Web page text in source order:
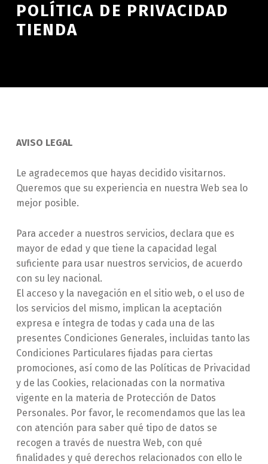
POLÍTICA DE PRIVACIDAD
TIENDA
AVISO LEGAL
Le agradecemos que hayas decidido visitarnos.
Queremos que su experiencia en nuestra Web sea lo
mejor posible.
Para acceder a nuestros servicios, declara que es
mayor de edad y que tiene la capacidad legal
suficiente para usar nuestros servicios, de acuerdo
con su ley nacional.
El acceso y la navegación en el sitio web, o el uso de
los servicios del mismo, implican la aceptación
expresa e íntegra de todas y cada una de las
presentes Condiciones Generales, incluidas tanto las
Condiciones Particulares fijadas para ciertas
promociones, así como de las Políticas de Privacidad
y de las Cookies, relacionadas con la normativa
vigente en la materia de Protección de Datos
Personales. Por favor, le recomendamos que las lea
con atención para saber qué tipo de datos se
recogen a través de nuestra Web, con qué
finalidades y qué derechos relacionados con ello le